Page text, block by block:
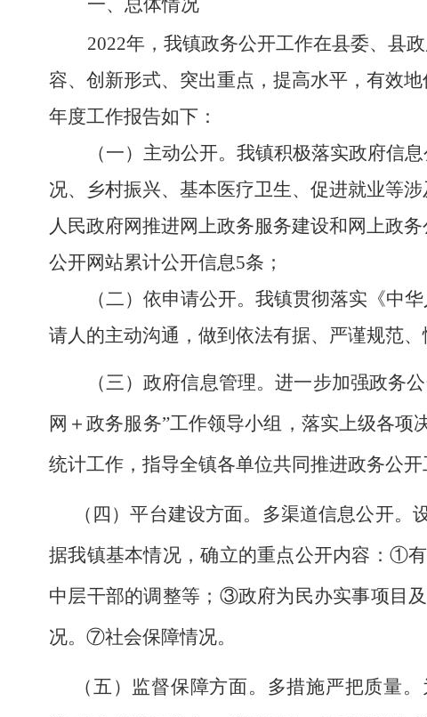
一、总体情况
2022年，我镇政务公开工作在县委、县
容、创新形式、突出重点，提高水平，有效
年度工作报告如下：
（一）主动公开。我镇积极落实政府信
况、乡村振兴、基本医疗卫生、促进就业等
人民政府网推进网上政务服务建设和网上政
公开网站累计公开信息5条；
（二）依申请公开。我镇贯彻落实《中
请人的主动沟通，做到依法有据、严谨规范
（三）政府信息管理。进一步加强政务
网＋政务服务”工作领导小组，落实上级各项
统计工作，指导全镇各单位共同推进政务公开
（四）平台建设方面。多渠道信息公开
据我镇基本情况，确立的重点公开内容：①有
中层干部的调整等；③政府为民办实事项目
况。⑦社会保障情况。
（五）监督保障方面。多措施严把质量